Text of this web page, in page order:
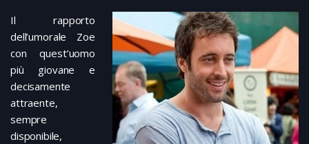
Il rapporto
dell’umorale Zoe
con quest’uomo
più giovane e
decisamente
attraente,
sempre
disponibile,